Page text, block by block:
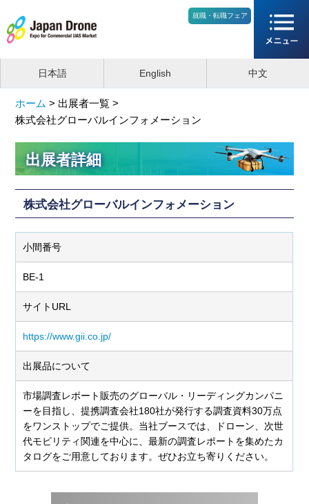
就職・転職フェア
日本語 English 中文
ホーム > 出展者一覧 >
株式会社グローバルインフォメーション
出展者詳細
株式会社グローバルインフォメーション
小間番号
BE-1
サイトURL
https://www.gii.co.jp/
出展品について
市場調査レポート販売のグローバル・リーディングカンパニ
ーを目指し、提携調査会社180社が発行する調査資料30万点
をワンストップでご提供。当社ブースでは、ドローン、次世
代モビリティ関連を中心に、最新の調査レポートを集めたカ
タログをご用意しております。ぜひお立ち寄りください。